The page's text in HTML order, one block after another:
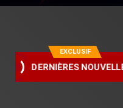
EXCLUSIF
DERNIÈRES